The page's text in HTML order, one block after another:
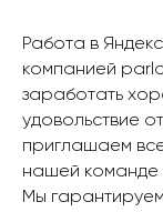
Работа в
компанией
заработать
удовольствие
приглашаем
нашей команде
Мы